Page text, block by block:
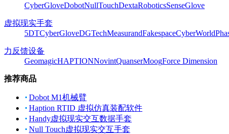
CyberGloveDobotNullTouchDextaRoboticsSenseGlove
虚拟现实手套
5DTCyberGloveDGTechMeasurandFakespaceCyberWorld
力反馈设备
GeomagicHAPTIONNovintQuanserMoogForce Dimension
推荐商品
Dobot M1机械臂
Haption RTID 虚拟仿真装配软件
Handy虚拟现实交互数据手套
Null Touch虚拟现实交互手套